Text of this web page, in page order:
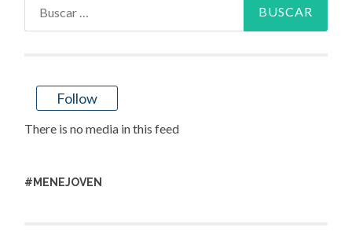
Follow
There is no media in this feed
#MENEJOVEN